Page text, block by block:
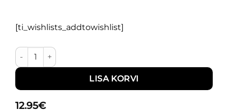
[ti_wishlists_addtowishlist]
Must plastikust pildiraam 21x30 cm kogus
LISA KORVI
12.95€